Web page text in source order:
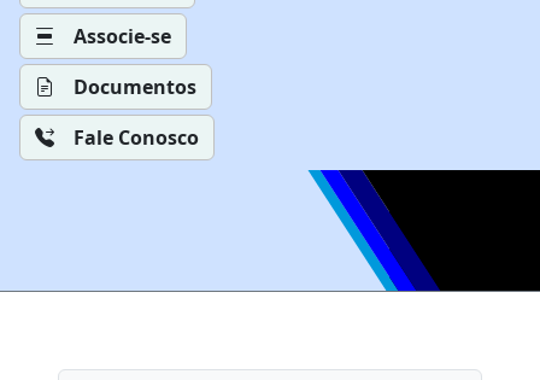
Associe-se
Documentos
Fale Conosco